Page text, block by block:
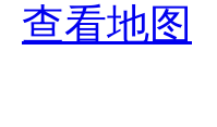
查看地图